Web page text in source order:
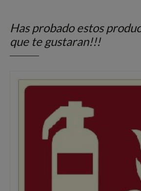
Has probado estos
que te gustaran!!!